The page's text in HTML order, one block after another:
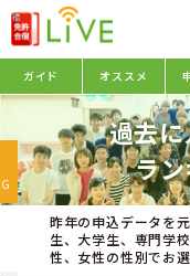
ガイド オススメ
過去
ラ
昨年の申込データを
生、大学生、専門学
性、女性の性別でお